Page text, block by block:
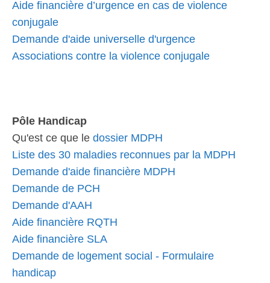
Aide financière d’urgence en cas de violence
conjugale
Demande d'aide universelle d'urgence
Associations contre la violence conjugale
Pôle Handicap
Qu'est ce que le dossier MDPH
Liste des 30 maladies reconnues par la MDPH
Demande d'aide financière MDPH
Demande de PCH
Demande d'AAH
Aide financière RQTH
Aide financière SLA
Demande de logement social - Formulaire
handicap